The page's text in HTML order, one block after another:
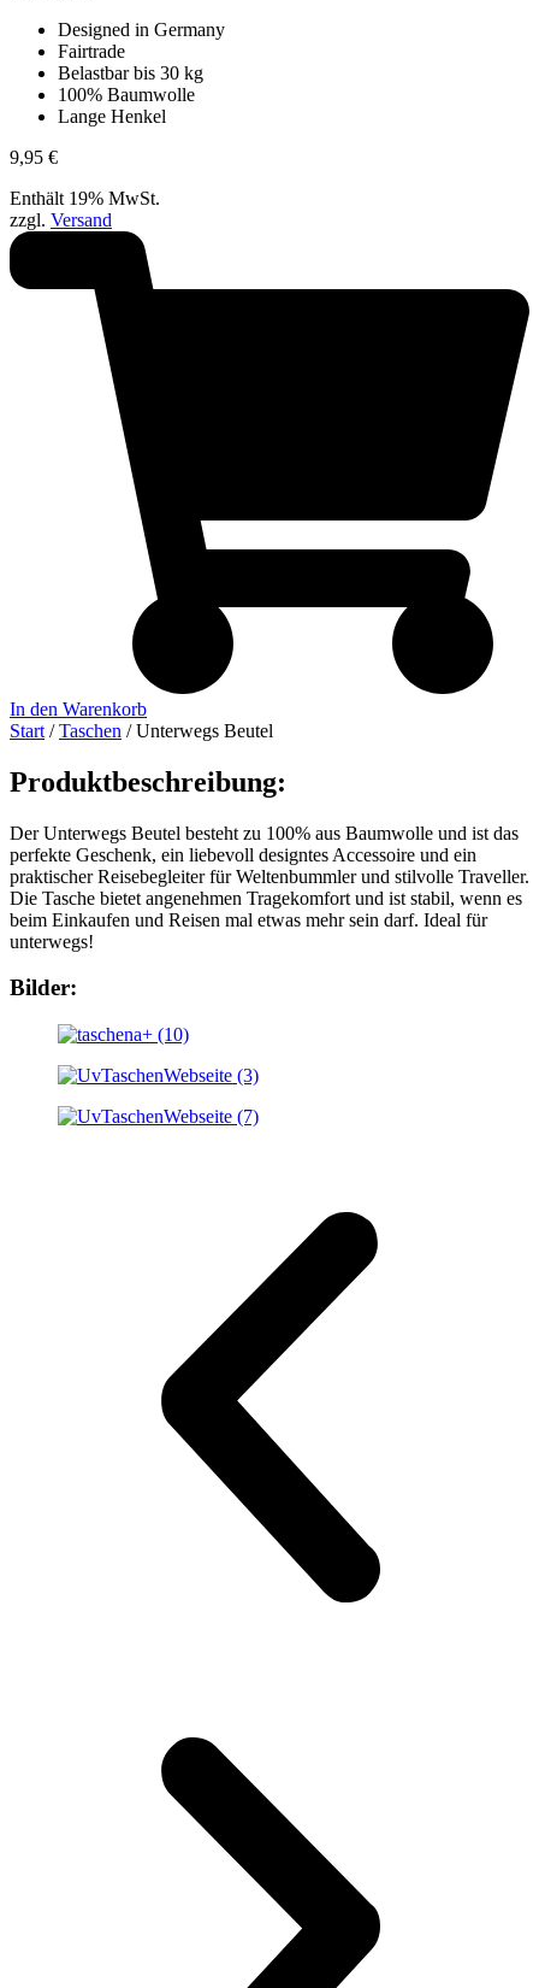
Designed in Germany
Fairtrade
Belastbar bis 30 kg
100% Baumwolle
Lange Henkel
9,95 €
Enthält 19% MwSt.
zzgl. Versand
In den Warenkorb
Start /Taschen / Unterwegs Beutel
Produktbeschreibung:
Der Unterwegs Beutel besteht zu 100% aus Baumwolle und ist das
perfekte Geschenk, ein liebevoll designtes Accessoire und ein
praktischer Reisebegleiter für Weltenbummler und stilvolle Traveller.
Die Tasche bietet angenehmen Tragekomfort und ist stabil, wenn es
beim Einkaufen und Reisen mal etwas mehr sein darf. Ideal für
unterwegs!
Bilder: